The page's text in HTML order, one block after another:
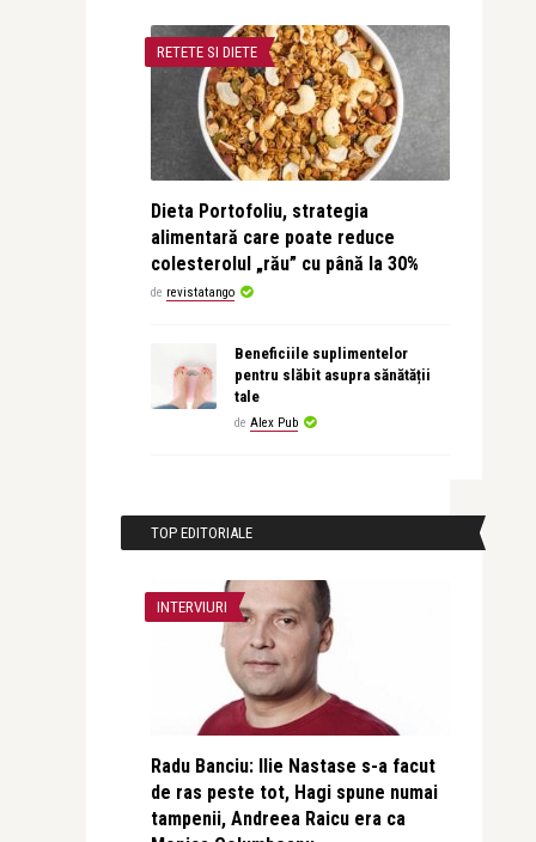
RETETE SI DIETE
Dieta Portofoliu, strategia
alimentară care poate reduce
colesterolul „rău” cu până la 30%
de revistatango
Beneficiile suplimentelor
pentru slăbit asupra sănătății
tale
de Alex Pub
TOP EDITORIALE
INTERVIURI
Radu Banciu: Ilie Nastase s-a facut
de ras peste tot, Hagi spune numai
tampenii, Andreea Raicu era ca